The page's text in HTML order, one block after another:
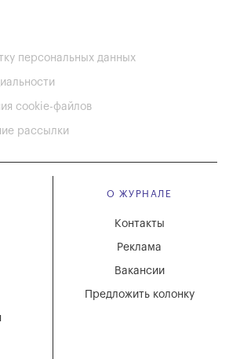
персональных данных
cookie-файлов
рассылки
О ЖУРНАЛЕ
Вакансии
Реклама
Контакты
Предложить колонку